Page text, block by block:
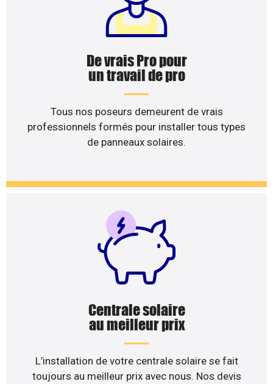
De vrais Pro pour
un travail de pro
Tous nos poseurs demeurent de vrais
professionnels formés pour installer tous types
de panneaux solaires.
Centrale solaire
au meilleur prix
L’installation de votre centrale solaire se fait
toujours au meilleur prix avec nous. Nos devis